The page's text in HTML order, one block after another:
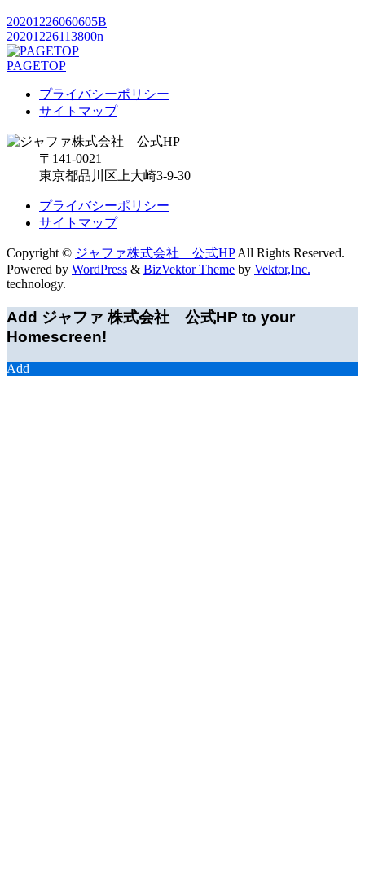
20201226060605B
20201226113800n
PAGETOP
プライバシーポリシー
サイトマップ
〒141-0021
東京都品川区上大崎3-9-30
プライバシーポリシー
サイトマップ
Copyright © ジャファ株式会社 公式HPAll Rights Reserved.
Powered by WordPress & BizVektor Theme by Vektor,Inc.
technology.
Add ジャファ 株式会社 公式HP to your
Homescreen!
Add